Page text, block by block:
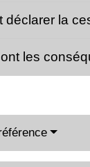
déclarer la
les